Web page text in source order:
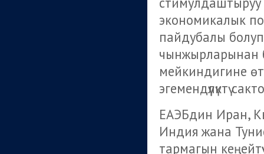
экономикалык
пайдубалы болуп
чынжырларынан
мейкиндигине
эгемендүүлүктү
ЕАЭБдин Иран,
Индия жана
тармагын